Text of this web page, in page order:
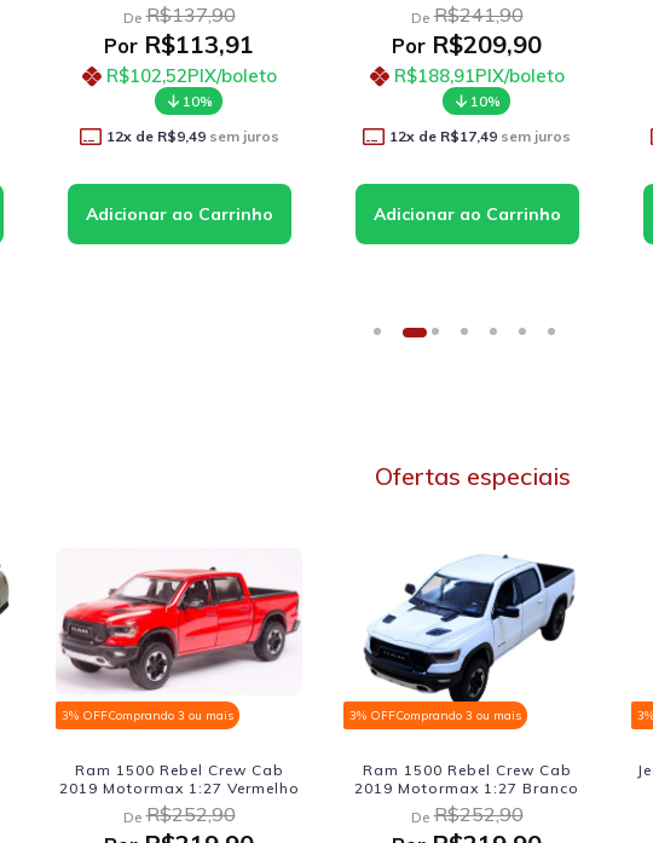
R$137,90
R$113,91
PIX/boleto
R$9,49sem juros
R$241,90
R$209,90
PIX/boleto
R$17,49 sem juros
Ofertas especiais
3% OFFComprando 3 ou mais
Ram 1500 Rebel Crew Cab
2019 Motormax 1:27 Vermelho
De R$252,90
3% OFFComprando 3 ou mais
Ram 1500 Rebel Crew Cab
2019 Motormax 1:27 Branco
De R$252,90